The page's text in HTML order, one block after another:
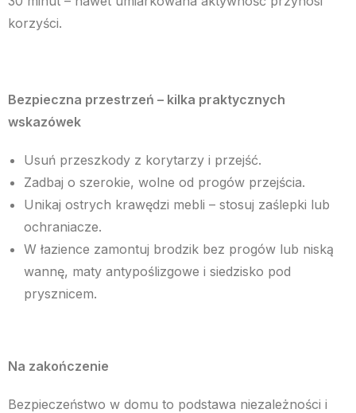
korzyści.
Bezpieczna przestrzeń – kilka praktycznych
wskazówek
Usuń przeszkody z korytarzy i przejść.
Zadbaj o szerokie, wolne od progów przejścia.
Unikaj ostrych krawędzi mebli – stosuj zaślepki lub
ochraniacze.
W łazience zamontuj brodzik bez progów lub niską
wannę, maty antypoślizgowe i siedzisko pod
prysznicem.
Na zakończenie
Bezpieczeństwo w domu to podstawa niezależności i